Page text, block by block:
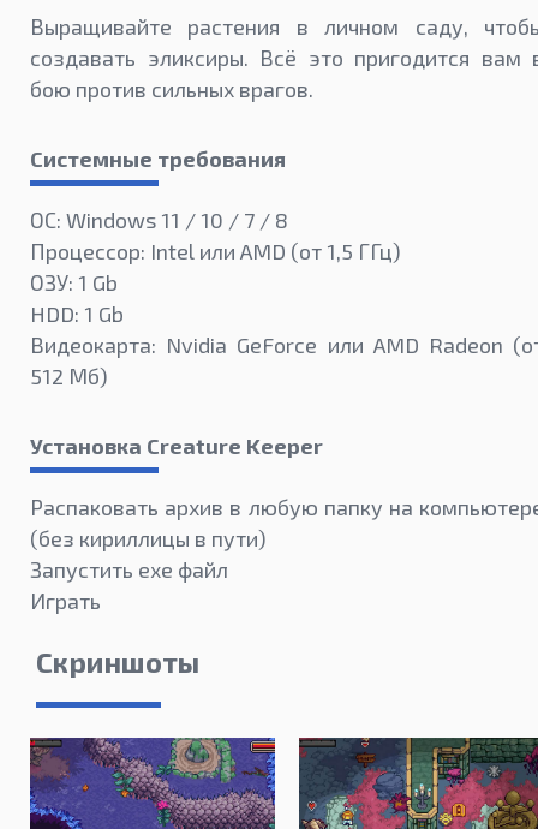
Выращивайте растения в личном саду,
создавать эликсиры. Всё это пригодится вам
бою против сильных врагов.
Системные требования
ОС: Windows 11 / 10 / 7 / 8
Процессор: Intel или AMD (от 1,5 ГГц)
ОЗУ: 1 Gb
HDD: 1 Gb
Видеокарта: Nvidia GeForce или AMD Radeon
512 Мб)
Установка Creature Keeper
Распаковать архив в любую папку на
(без кириллицы в пути)
Запустить exe файл
Играть
Скриншоты